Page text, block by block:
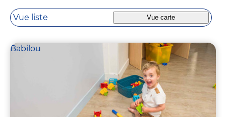
Vue liste Vue carte
Babilou